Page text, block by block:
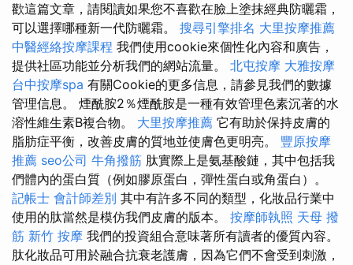
歡這篇文章，請閱讀如果您不喜歡在臉上塗抹經典防曬霜，
可以選擇哪種新一代防曬霜。 搜尋引擎排名 大里按摩推薦
中醫經絡按摩課程 我們使用cookie來個性化內容和廣告，
提供社區功能並分析我們的網站流量。 北屯按摩 大雅按摩
台中按摩spa 有關Cookie的更多信息，請參見我們的數據
管理信息。 煙酰胺2％煙酰胺是一種有效管理色素沉著的水
溶性維生素B複合物。 大里按摩推薦 它有助於保持皮膚的
脂肪症平衡，改善皮膚的質地並使膚色更明亮。 豐原按摩
推薦 seo公司 牛角撥筋 肽實際上是氨基酸鏈，其中包括我
們體內的蛋白質（例如膠原蛋白，彈性蛋白或角蛋白）。
記帳士 會計師差別 其中有許多不同的類型，化妝品行業中
使用的肽當然是模仿我們皮膚的版本。 按摩師執照 天母 撥
筋 新竹 按摩 我們的投資組合意味著所有讀者的優質內容。
肽化妝品可用於融合抗衰老護膚，因為它們不會受到刺激，